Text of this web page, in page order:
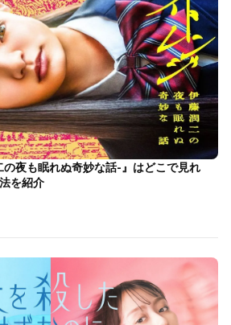
の夜も眠れぬ奇妙な話-』はどこで見れ
を紹介